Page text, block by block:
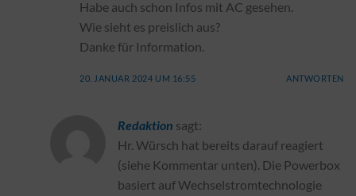
Habe auch schon Infos mit AC gesehen.
Wie sieht es preislich aus?
Danke für Information.
20. JANUAR 2024 UM 16:55 ANTWORTEN
Redaktion sagt:
Hr. Würsch hat bereits darauf reagiert
(siehe Kommentar unten). Die Powerbox
basiert auf Wechselstromtechnologie